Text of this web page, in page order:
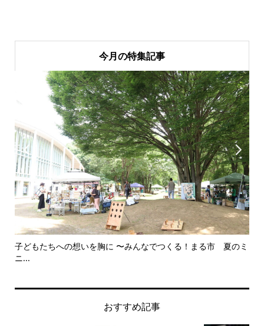
今月の特集記事

子どもたちへの想いを胸に 〜みんなでつくる！まる市 夏のミ
ニ...

おすすめ記事